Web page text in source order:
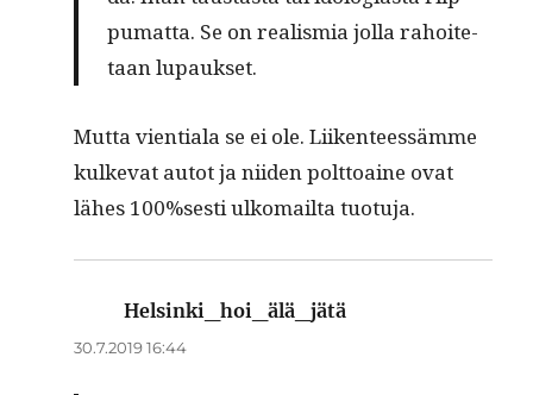
pumat­ta. Se on real­is­mia jol­la rahoite­
taan lupaukset.
Mut­ta vien­tiala se ei ole. Liiken­teessämme
kulke­vat autot ja niiden polt­toaine ovat
läh­es 100%sesti ulko­mail­ta tuotuja.
Helsinki_hoi_älä_jätä
30.7.2019 16:44